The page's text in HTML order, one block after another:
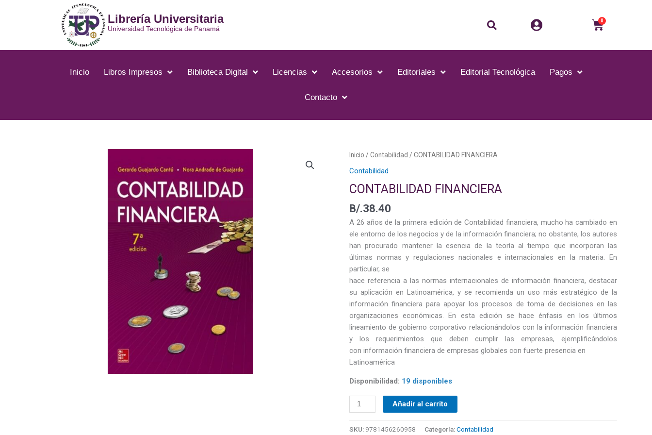
Librería Universitaria
Universidad Tecnológica de Panamá Buscar 0Carrito
Inicio Libros Impresos Biblioteca Digital Licencias Accesorios Editoriales Editorial Tecnológica Pagos
Contacto
Inicio / Contabilidad / CONTABILIDAD FINANCIERA
Contabilidad
CONTABILIDAD FINANCIERA
B/.38.40
A 26 años de la primera edición de Contabilidad financiera, mucho ha cambiado en
ele entorno de los negocios y de la información financiera; no obstante, los autores
han procurado mantener la esencia de la teoría al tiempo que incorporan las
últimas normas y regulaciones nacionales e internacionales en la materia. En
particular, se
hace referencia a las normas internacionales de información financiera, destacar
su aplicación en Latinoamérica, y se recomienda un uso más estratégico de la
información financiera para apoyar los procesos de toma de decisiones en las
organizaciones económicas. En esta edición se hace énfasis en los últimos
lineamiento de gobierno corporativo relacionándolos con la información financiera
y los requerimientos que deben cumplir las empresas, ejemplificándolos
con información financiera de empresas globales con fuerte presencia en
Latinoamérica
Disponibilidad: 19 disponibles
CONTABILIDAD
FINANCIERA
Añadir al carrito
SKU: 9781456260958 Categoría:Contabilidad